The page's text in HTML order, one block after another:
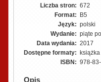
Liczba stron: 672
Format: B5
Język: polski
Wydanie: piąte
Data wydania: 2017
Dostępne formaty:
ISBN: 978-
Opis